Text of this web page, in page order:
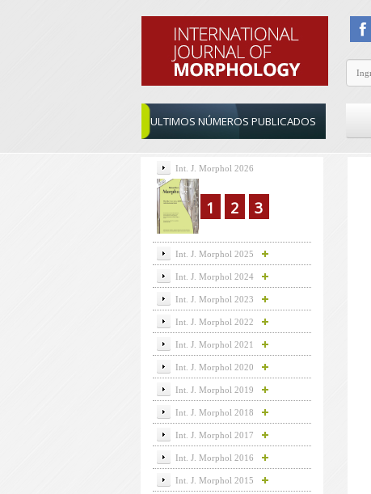
ULTIMOS NÚMEROS PUBLICADOS
Int. J. Morphol 2026
1 2 3
Int. J. Morphol 2025
Int. J. Morphol 2024
Int. J. Morphol 2023
Int. J. Morphol 2022
Int. J. Morphol 2021
Int. J. Morphol 2020
Int. J. Morphol 2019
Int. J. Morphol 2018
Int. J. Morphol 2017
Int. J. Morphol 2016
Int. J. Morphol 2015